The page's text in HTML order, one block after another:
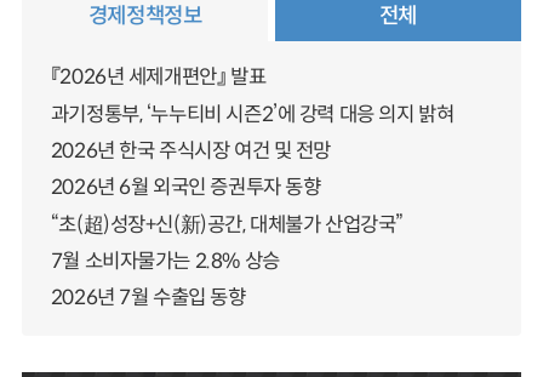
경제정책정보 전체
『2026년 세제개편안』 발표
과기정통부, ‘누누티비 시즌2’에 강력 대응 의지 밝혀
2026년 한국 주식시장 여건 및 전망
2026년 6월 외국인 증권투자 동향
“초(超)성장+신(新)공간, 대체불가 산업강국”
7월 소비자물가는 2.8% 상승
2026년 7월 수출입 동향